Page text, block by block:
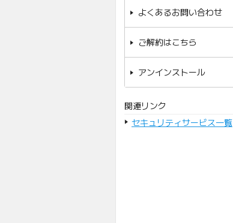
よくあるお問い合わせ
ご解約はこちら
アンインストール
関連リンク
セキュリティサービス一覧